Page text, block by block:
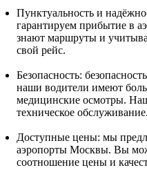
Пунктуальность и
гарантируем прибытие в
знают маршруты и
свой рейс.
Безопасность:
наши водители имеют
медицинские осмотры.
техническое
Доступные цены: мы
аэропорты Москвы. Вы
соотношение цены и